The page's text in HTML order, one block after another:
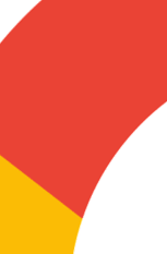
La Sole en
Cadena 3